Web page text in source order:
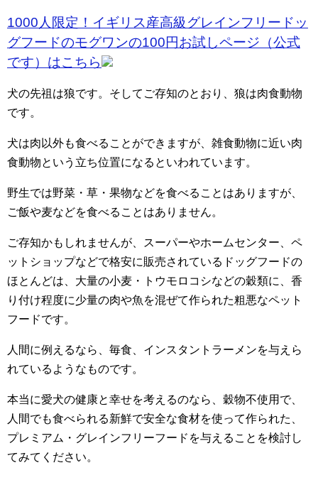
1000人限定！イギリス産高級グレインフリードッ
グフードのモグワンの100円お試しページ（公式
です）はこちら
犬の先祖は狼です。そしてご存知のとおり、狼は肉食動物
です。
犬は肉以外も食べることができますが、雑食動物に近い肉
食動物という立ち位置になるといわれています。
野生では野菜・草・果物などを食べることはありますが、
ご飯や麦などを食べることはありません。
ご存知かもしれませんが、スーパーやホームセンター、ペ
ットショップなどで格安に販売されているドッグフードの
ほとんどは、大量の小麦・トウモロコシなどの穀類に、香
り付け程度に少量の肉や魚を混ぜて作られた粗悪なペット
フードです。
人間に例えるなら、毎食、インスタントラーメンを与えら
れているようなものです。
本当に愛犬の健康と幸せを考えるのなら、穀物不使用で、
人間でも食べられる新鮮で安全な食材を使って作られた、
プレミアム・グレインフリーフードを与えることを検討し
てみてください。